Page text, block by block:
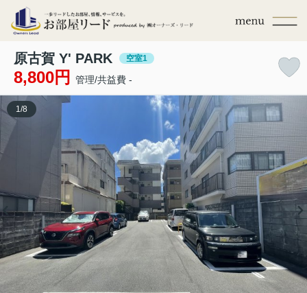
原古賀 Y' PARK 空室1
8,800円 管理/共益費 -
1 /8